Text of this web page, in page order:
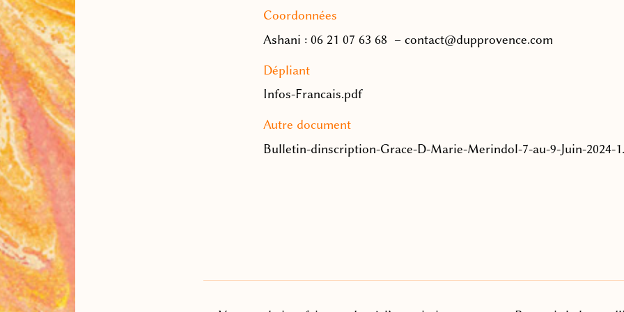
Coordonnées
Ashani : 06 21 07 63 68 – contact@dupprovence.com
Dépliant
Infos-Francais.pdf
Autre document
Bulletin-dinscription-Grace-D-Marie-Merindol-7-au-9-Juin-2024-